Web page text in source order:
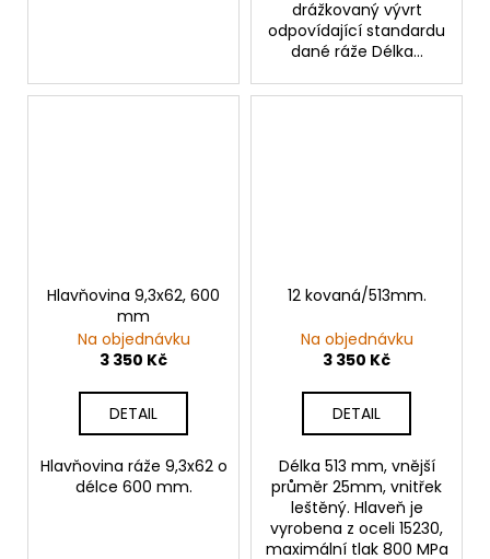
drážkovaný vývrt
odpovídající standardu
dané ráže Délka...
Hlavňovina 9,3x62, 600
mm
Na objednávku
3 350 Kč
DETAIL
Hlavňovina ráže 9,3x62 o
délce 600 mm.
12 kovaná/513mm.
Na objednávku
3 350 Kč
DETAIL
Délka 513 mm, vnější
průměr 25mm, vnitřek
leštěný. Hlaveň je
vyrobena z oceli 15230,
maximální tlak 800 MPa